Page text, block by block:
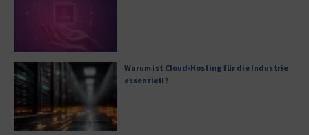
Warum ist Cloud-Hosting für die Industrie
essenziell?